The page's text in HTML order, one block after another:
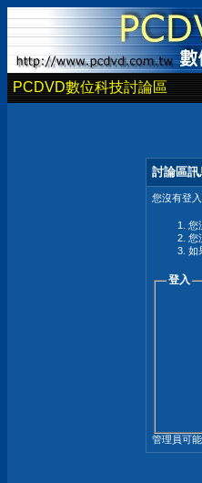
PCDVD數位科技討論區
討論區訊
您沒有登
您
您
如
登入
管理員可